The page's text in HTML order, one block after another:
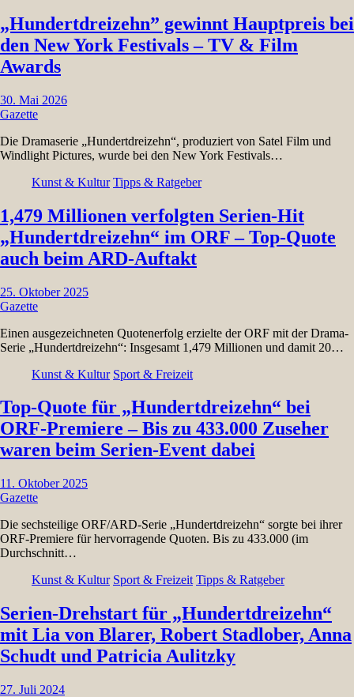
„Hundertdreizehn” gewinnt Hauptpreis bei
den New York Festivals – TV & Film
Awards
30. Mai 2026
Gazette
Die Dramaserie „Hundertdreizehn“, produziert von Satel Film und
Windlight Pictures, wurde bei den New York Festivals…
Kunst & Kultur Tipps & Ratgeber
1,479 Millionen verfolgten Serien-Hit
„Hundertdreizehn“ im ORF – Top-Quote
auch beim ARD-Auftakt
25. Oktober 2025
Gazette
Einen ausgezeichneten Quotenerfolg erzielte der ORF mit der Drama-
Serie „Hundertdreizehn“: Insgesamt 1,479 Millionen und damit 20…
Kunst & Kultur Sport & Freizeit
Top-Quote für „Hundertdreizehn“ bei
ORF-Premiere – Bis zu 433.000 Zuseher
waren beim Serien-Event dabei
11. Oktober 2025
Gazette
Die sechsteilige ORF/ARD-Serie „Hundertdreizehn“ sorgte bei ihrer
ORF-Premiere für hervorragende Quoten. Bis zu 433.000 (im
Durchschnitt…
Kunst & Kultur Sport & Freizeit Tipps & Ratgeber
Serien-Drehstart für „Hundertdreizehn“
mit Lia von Blarer, Robert Stadlober, Anna
Schudt und Patricia Aulitzky
27. Juli 2024